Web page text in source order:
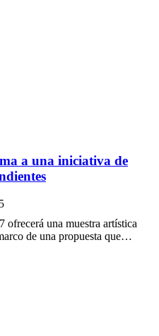
a una iniciativa de
una muestra artística
de una propuesta que…